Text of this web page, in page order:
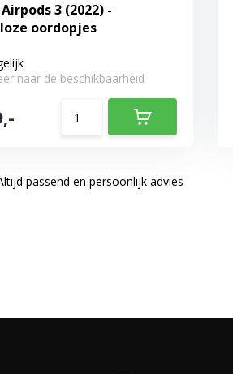
3 (2022) -
oordopjes
naar de beschikbaarheid
passend en persoonlijk advies